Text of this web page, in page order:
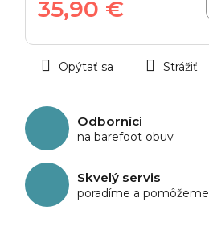
35,90 €
cena:
Odborníci
na barefoot obuv
Skvelý servis
poradíme a pomôžeme
Opýtať sa Strážiť